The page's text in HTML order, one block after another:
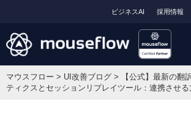
採用情報
ビジネスAI
マウスフロー > UI改善ブログ > 【公式】最新の翻
ティクスとセッションリプレイツール：連携させる